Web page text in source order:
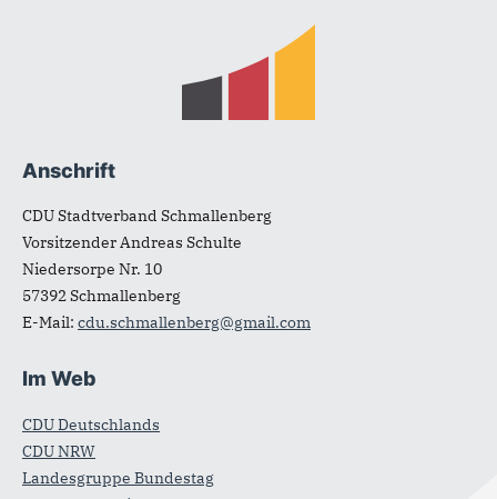
Anschrift
CDU Stadtverband Schmallenberg
Vorsitzender Andreas Schulte
Niedersorpe Nr. 10
57392Schmallenberg
E-Mail: cdu.schmallenberg@gmail.com
Im Web
CDU Deutschlands
CDU NRW
Landesgruppe Bundestag